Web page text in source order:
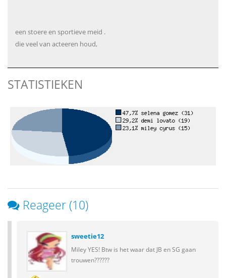
een stoere en sportieve meid .
die veel van acteeren houd,
STATISTIEKEN
Reageer (10)
sweetie12
Miley YES! Btw is het waar dat JB en SG gaan
trouwen??????